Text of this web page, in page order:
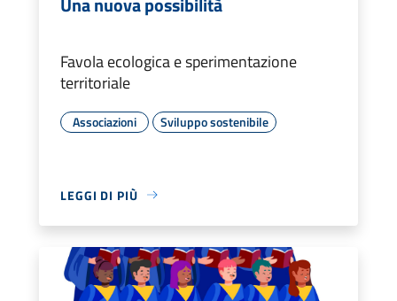
Favola ecologica e sperimentazione
territoriale
Associazioni Sviluppo sostenibile
LEGGI DI PIÙ